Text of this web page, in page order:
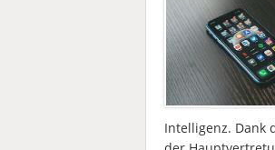
Intelligenz. Dank